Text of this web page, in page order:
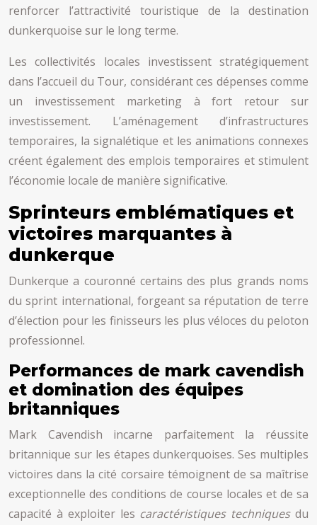
renforcer l’attractivité touristique de la destination
dunkerquoise sur le long terme.
Les collectivités locales investissent stratégiquement
dans l’accueil du Tour, considérant ces dépenses comme
un investissement marketing à fort retour sur
investissement. L’aménagement d’infrastructures
temporaires, la signalétique et les animations connexes
créent également des emplois temporaires et stimulent
l’économie locale de manière significative.
Sprinteurs emblématiques et
victoires marquantes à
dunkerque
Dunkerque a couronné certains des plus grands noms
du sprint international, forgeant sa réputation de terre
d’élection pour les finisseurs les plus véloces du peloton
professionnel.
Performances de mark cavendish
et domination des équipes
britanniques
Mark Cavendish incarne parfaitement la réussite
britannique sur les étapes dunkerquoises. Ses multiples
victoires dans la cité corsaire témoignent de sa maîtrise
exceptionnelle des conditions de course locales et de sa
capacité à exploiter les caractéristiques techniquesdu